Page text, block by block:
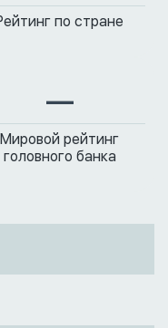
по стране
—
Мировой рейтинг
головного банка